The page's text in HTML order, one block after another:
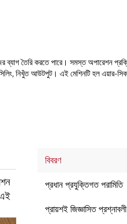
ব্যাগ তৈরি করতে পারে। সমস্ত অপারেশন
নিখুঁত আউটপুট। এই মেশিনটি হল এয়ার-
বিবরণ
প্রধান প্রযুক্তিগত পরামিতি
প্রায়শই জিজ্ঞাসিত প্রশ্নাবলী